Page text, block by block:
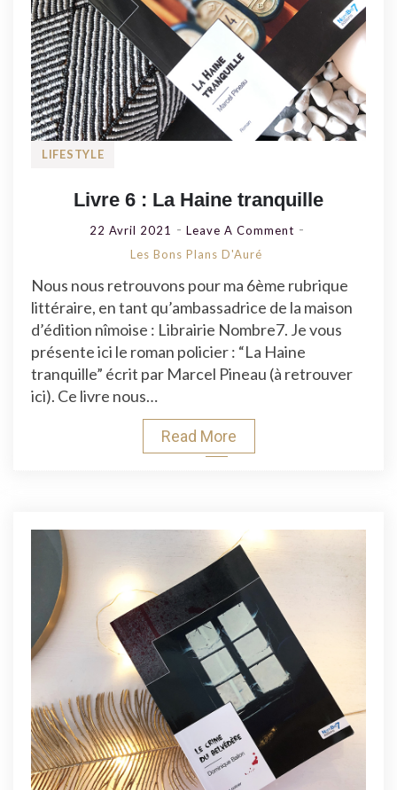
LIFESTYLE
Livre 6 : La Haine tranquille
22 Avril 2021 Leave A CommentOn
:
La
Haine
Tranquille
Les Bons Plans D'Auré
Nous nous retrouvons pour ma 6ème rubrique
littéraire, en tant qu’ambassadrice de la maison
d’édition nîmoise : Librairie Nombre7. Je vous
présente ici le roman policier : “La Haine
tranquille” écrit par Marcel Pineau (à retrouver
ici). Ce livre nous…
Read More